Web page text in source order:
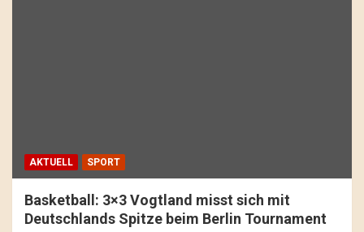
AKTUELL SPORT
Basketball: 3×3 Vogtland misst sich mit
Deutschlands Spitze beim Berlin Tournament